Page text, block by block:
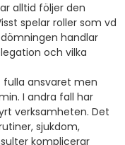
alltid följer den
spelar roller som vd
handlar
och vilka
ansvaret men
I andra fall har
verksamheten. Det
sjukdom,
komplicerar